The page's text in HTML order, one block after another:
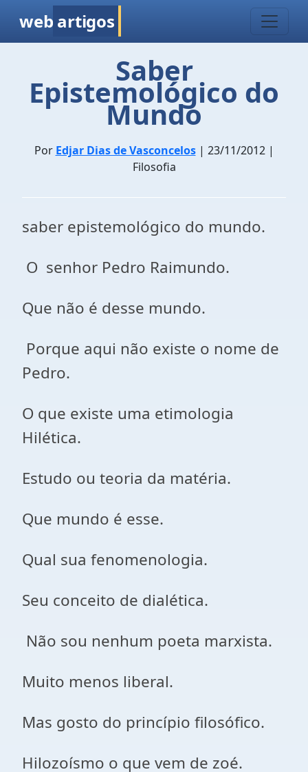
web artigos
Saber
Epistemológico do
Mundo
Por Edjar Dias de Vasconcelos| 23/11/2012 |
Filosofia
saber epistemológico do mundo.
O senhor Pedro Raimundo.
Que não é desse mundo.
Porque aqui não existe o nome de
Pedro.
O que existe uma etimologia
Hilética.
Estudo ou teoria da matéria.
Que mundo é esse.
Qual sua fenomenologia.
Seu conceito de dialética.
Não sou nenhum poeta marxista.
Muito menos liberal.
Mas gosto do princípio filosófico.
Hilozoísmo o que vem de zoé.